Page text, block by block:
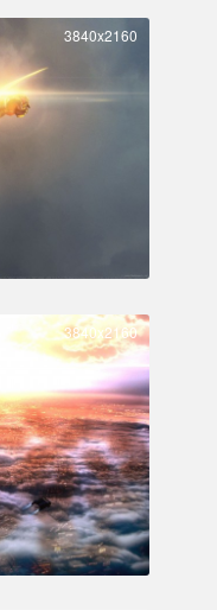
3840x2160
3840x2160